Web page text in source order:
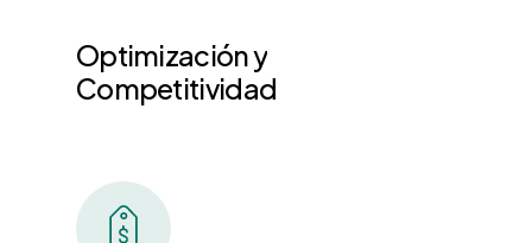
Optimizacióny
Competitividad